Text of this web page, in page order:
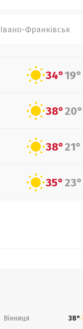
Івано-Франківськ
34°19°
38°20°
38°21°
35°23°
Вінниця 38°